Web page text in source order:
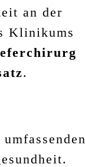
an der
Klinikums
.